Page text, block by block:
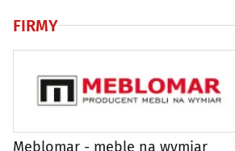
FIRMY
Meblomar - meble na wymiar